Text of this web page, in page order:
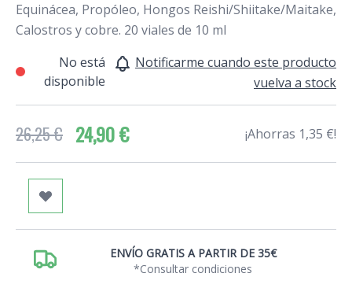
Equinácea, Propóleo, Hongos Reishi/Shiitake/Maitake,
Calostros y cobre. 20 viales de 10 ml
No está
disponible
Notificarme cuando este producto
vuelva a stock
26,25 € 24,90 € ¡Ahorras 1,35 €!
ENVÍO GRATIS A PARTIR DE 35€
*Consultar condiciones